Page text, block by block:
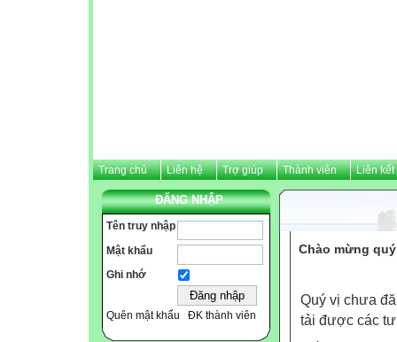
Trang chủ Liên hệ Trợ giúp Thành viên Liên kết
ĐĂNG NHẬP
Tên truy nhập
Mật khẩu
Ghi nhớ
Quên mật khẩu ĐK thành viên
Chào mừng
Quý vị chưa
tải được các